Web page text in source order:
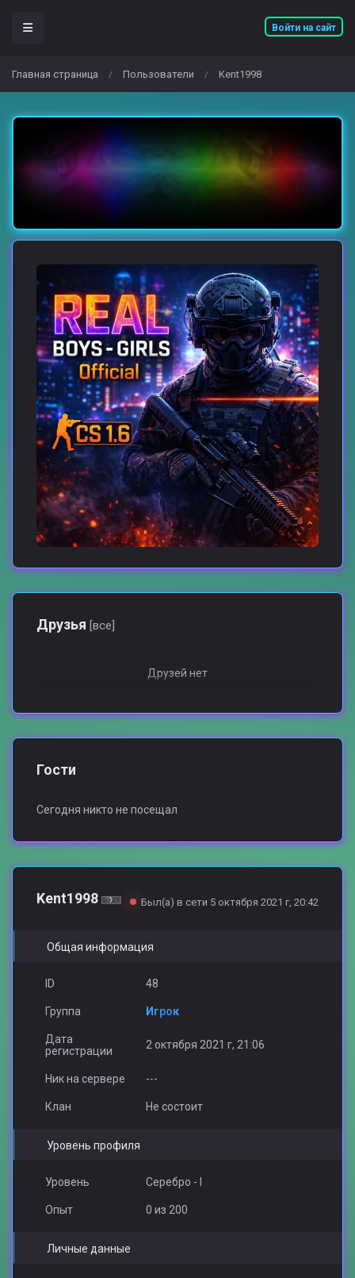
Войти на сайт
Главная страница / Пользователи / Kent1998
Друзья [все]
Друзей нет
Гости
Сегодня никто не посещал
Kent1998 Был(а) в сети 5 октября 2021 г, 20:42
Общая информация
ID 48
Группа Игрок
Дата
регистрации
2 октября 2021 г, 21:06
Ник на сервере ---
Клан Не состоит
Уровень профиля
Уровень Серебро - I
Опыт 0 из 200
Личные данные